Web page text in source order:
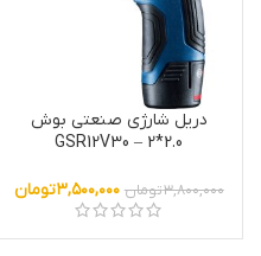
دریل شارژی صنعتی بوش
GSR12V30 – 2*2.0
۳,۸۰۰,۰۰۰تومان ۳,۵۰۰,۰۰۰تومان